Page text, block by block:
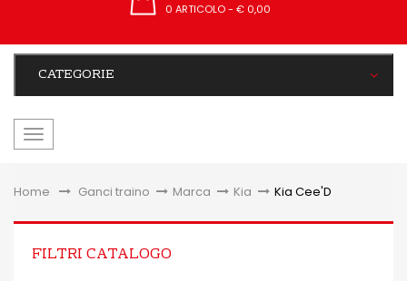
0 ARTICOLO- € 0,00
CATEGORIE
navigazione
Home &gt;Ganci traino > Marca > Kia > Kia Cee'D
FILTRI CATALOGO